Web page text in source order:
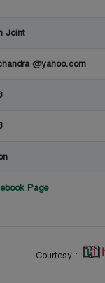
Joint
@yahoo.com
Page
Courtesy :